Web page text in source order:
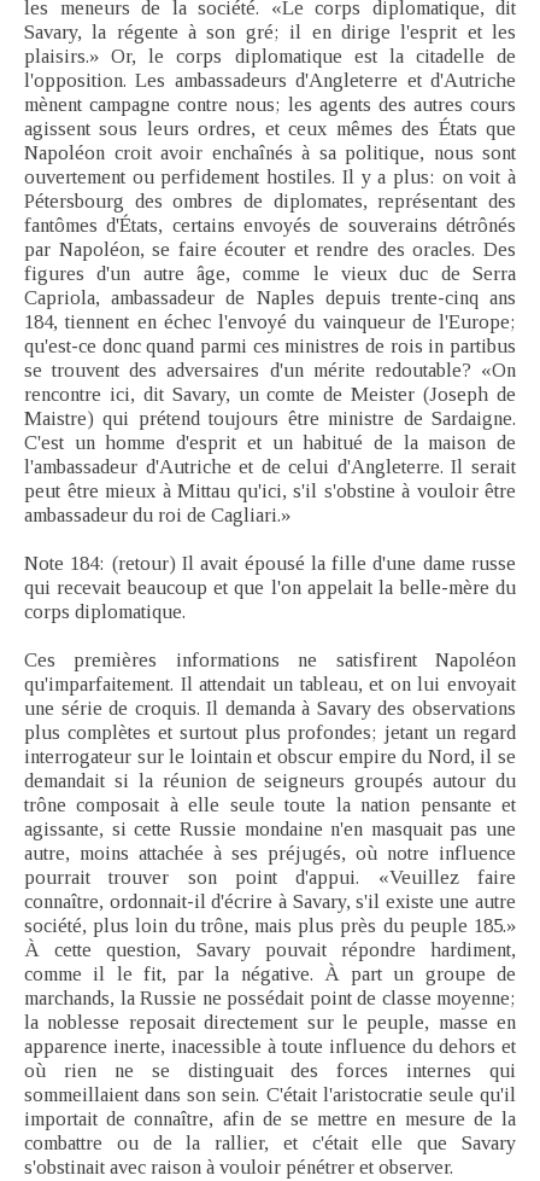
les meneurs de la société. «Le corps diplomatique, dit
Savary, la régente à son gré; il en dirige l'esprit et les
plaisirs.» Or, le corps diplomatique est la citadelle de
l'opposition. Les ambassadeurs d'Angleterre et d'Autriche
mènent campagne contre nous; les agents des autres cours
agissent sous leurs ordres, et ceux mêmes des États que
Napoléon croit avoir enchaînés à sa politique, nous sont
ouvertement ou perfidement hostiles. Il y a plus: on voit à
Pétersbourg des ombres de diplomates, représentant des
fantômes d'États, certains envoyés de souverains détrônés
par Napoléon, se faire écouter et rendre des oracles. Des
figures d'un autre âge, comme le vieux duc de Serra
Capriola, ambassadeur de Naples depuis trente-cinq ans
184, tiennent en échec l'envoyé du vainqueur de l'Europe;
qu'est-ce donc quand parmi ces ministres de rois in partibus
se trouvent des adversaires d'un mérite redoutable? «On
rencontre ici, dit Savary, un comte de Meister (Joseph de
Maistre) qui prétend toujours être ministre de Sardaigne.
C'est un homme d'esprit et un habitué de la maison de
l'ambassadeur d'Autriche et de celui d'Angleterre. Il serait
peut être mieux à Mittau qu'ici, s'il s'obstine à vouloir être
ambassadeur du roi de Cagliari.»
Note 184: (retour) Il avait épousé la fille d'une dame russe
qui recevait beaucoup et que l'on appelait la belle-mère du
corps diplomatique.
Ces premières informations ne satisfirent Napoléon
qu'imparfaitement. Il attendait un tableau, et on lui envoyait
une série de croquis. Il demanda à Savary des observations
plus complètes et surtout plus profondes; jetant un regard
interrogateur sur le lointain et obscur empire du Nord, il se
demandait si la réunion de seigneurs groupés autour du
trône composait à elle seule toute la nation pensante et
agissante, si cette Russie mondaine n'en masquait pas une
autre, moins attachée à ses préjugés, où notre influence
pourrait trouver son point d'appui. «Veuillez faire
connaître, ordonnait-il d'écrire à Savary, s'il existe une autre
société, plus loin du trône, mais plus près du peuple 185.»
À cette question, Savary pouvait répondre hardiment,
comme il le fit, par la négative. À part un groupe de
marchands, la Russie ne possédait point de classe moyenne;
la noblesse reposait directement sur le peuple, masse en
apparence inerte, inacessible à toute influence du dehors et
où rien ne se distinguait des forces internes qui
sommeillaient dans son sein. C'était l'aristocratie seule qu'il
importait de connaître, afin de se mettre en mesure de la
combattre ou de la rallier, et c'était elle que Savary
s'obstinait avec raison à vouloir pénétrer et observer.